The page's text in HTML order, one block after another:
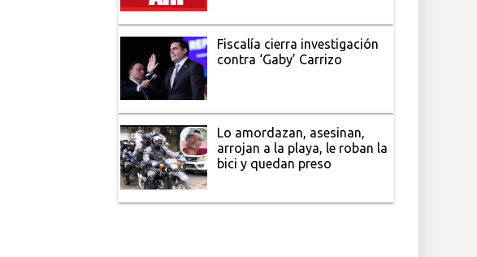
Fiscalía cierra investigación
contra ‘Gaby’ Carrizo
Lo amordazan, asesinan,
arrojan a la playa, le roban la
bici y quedan preso